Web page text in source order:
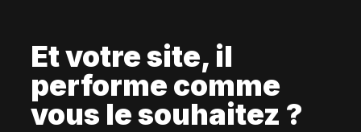
Et votre site, il
performe comme
vous le souhaitez ?